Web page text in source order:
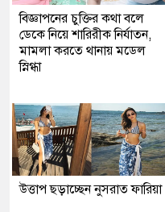
বিজ্ঞাপনের চুক্তির কথা বলে
ডেকে নিয়ে শারিরীক নির্যাতন,
মামলা করতে থানায় মডেল
স্নিগ্ধা
উত্তাপ ছড়াচ্ছেন নুসরাত ফারিয়া